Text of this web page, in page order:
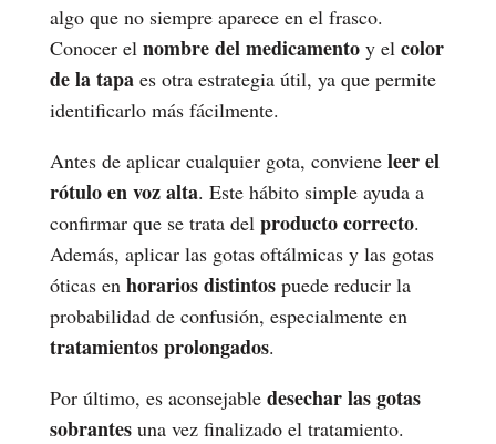
algo que no siempre aparece en el frasco.
Conocer el nombre del medicamentoy el color
de la tapaes otra estrategia útil, ya que permite
identificarlo más fácilmente.
Antes de aplicar cualquier gota, conviene leer el
rótulo en voz alta. Este hábito simple ayuda a
confirmar que se trata del producto correcto.
Además, aplicar las gotas oftálmicas y las gotas
óticas en horarios distintospuede reducir la
probabilidad de confusión, especialmente en
tratamientos prolongados.
Por último, es aconsejable desechar las gotas
sobrantesuna vez finalizado el tratamiento.